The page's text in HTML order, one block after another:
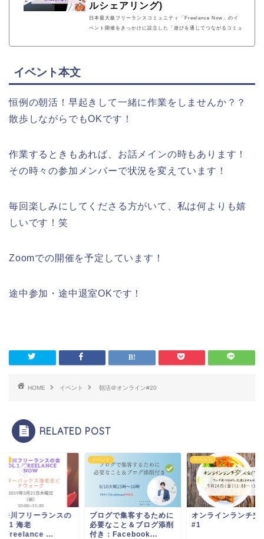
ルシェアリング)
日本最大級フリーランスコミュニティ「Freelance Now」のイ
ベント開催をきっかけに設立した「遊びを通じてつながるコミュ
ながらに「スキルシェアリング」・「メンバー間での業務委託契
イベント本文
恒例の朝活！早起きして一緒に作業をしませんか？？
散歩しながらでもOKです！
作業するときもあれば、お話メインの時もあります！
その時々の参加メンバーで状況を変えています！
毎回楽しみにしてくださる方がいて、私は何よりも嬉
しいです！笑
Zoomでの開催を予定しています！
途中参加・途中退室OKです！
HOME イベント 朝活＠オンライン#20
RELATED POST
奈川フリーランスの
海老
/Freelance ...
イベント
ブログで集客するために
必要なこと＆ブログ添削
付き：Facebook...
イベント
オンラインランチ交
#1